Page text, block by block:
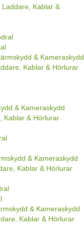
Kablar &
& Kameraskydd
Kablar & Hörlurar
& Kameraskydd
Kablar & Hörlurar
& Kameraskydd
Kablar & Hörlurar
& Kameraskydd
Kablar & Hörlurar